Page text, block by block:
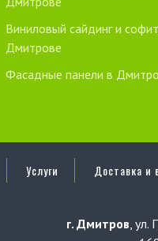
Виниловый сайдинг и
Дмитрове
Фасадные панели в
Услуги Доставка и
г. Дмитров, ул.